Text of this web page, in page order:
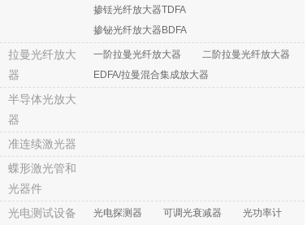
掺铥光纤放大器TDFA
掺铋光纤放大器BDFA
拉曼光纤放大
器
一阶拉曼光纤放大器
二阶拉曼光纤放大器
EDFA/拉曼混合集成放大器
半导体光放大
器
准连续激光器
蝶形激光管和
光器件
光电测试设备
光电探测器 可调光衰减器 光功率计